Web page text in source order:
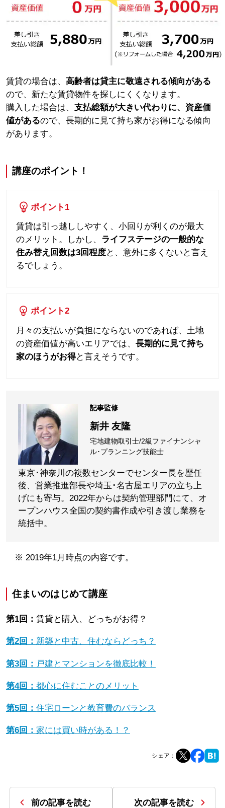
賃貸の場合は、 高齢者は貸主に敬遠される傾向がある
ので、新たな賃貸物件を探しにくくなります。
購入した場合は、 支払総額が大きい代わりに、資産価
値があるので、長期的に見て持ち家がお得になる傾向
があります。
講座のポイント！
ポイント 1
賃貸は引っ越ししやすく、小回りが利くのが最大
のメリット。しかし、 ライフステージの一般的な
住み替え回数は3回程度と、意外に多くないと言え
るでしょう。
ポイント2
月々の支払いが負担にならないのであれば、土地
の資産価値が高いエリアでは、長期的に見て持ち
家のほうがお得と言えそうです。
記事監修
新井 友隆
宅地建物取引士/2級ファイナンシャ
ル･プランニング技能士
東京･神奈川の複数センターでセンター長を歴任
後、営業推進部長や埼玉･名古屋エリアの立ち上
げにも寄与。2022年からは契約管理部門にて、オ
ープンハウス全国の契約書作成や引き渡し業務を
統括中。
※ 2019年1月時点の内容です。
住まいのはじめて講座
第1回： 賃貸と購入、どっちがお得？
第2回： 新築と中古、住むならどっち？
第3回： 戸建とマンションを徹底比較！
第4回： 都心に住むことのメリット
第5回： 住宅ローンと教育費のバランス
第6回： 家には買い時がある！？
シェア：
前の記事を読む 次の記事を読む